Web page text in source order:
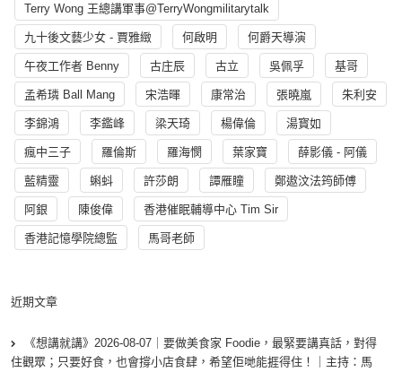
Terry Wong 王總講軍事@TerryWongmilitarytalk
九十後文藝少女 - 賈雅緻 何啟明 何爵天導演
午夜工作者 Benny 古庄辰 古立 吳佩孚 基哥
孟希璘 Ball Mang 宋浩暉 康常治 張曉嵐 朱利安
李錦鴻 李鑑峰 梁天琦 楊偉倫 湯寳如
瘋中三子 羅倫斯 羅海憫 葉家寶 薛影儀 - 阿儀
藍精靈 蝌蚪 許莎朗 譚雁瞳 鄭遨汶法筠師傅
阿銀 陳俊偉 香港催眠輔導中心 Tim Sir
香港記憶學院總監 馬哥老師
近期文章
《想講就講》2026-08-07｜要做美食家 Foodie，最緊要講真話，對得
住觀眾；只要好食，也會撐小店食肆，希望佢哋能捱得住！｜主持：馬